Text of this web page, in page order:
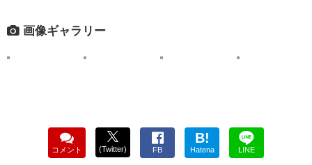
画像ギャラリー
コメント (Twitter) FB
B!
Hatena LINE